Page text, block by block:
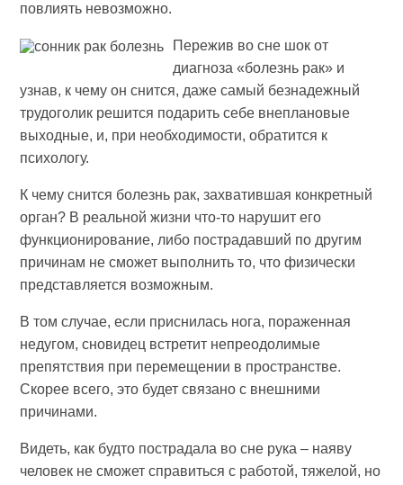
повлиять невозможно.
Пережив во сне шок от
диагноза «болезнь рак» и
узнав, к чему он снится, даже самый безнадежный
трудоголик решится подарить себе внеплановые
выходные, и, при необходимости, обратится к
психологу.
К чему снится болезнь рак, захватившая конкретный
орган? В реальной жизни что-то нарушит его
функционирование, либо пострадавший по другим
причинам не сможет выполнить то, что физически
представляется возможным.
В том случае, если приснилась нога, пораженная
недугом, сновидец встретит непреодолимые
препятствия при перемещении в пространстве.
Скорее всего, это будет связано с внешними
причинами.
Видеть, как будто пострадала во сне рука – наяву
человек не сможет справиться с работой, тяжелой, но